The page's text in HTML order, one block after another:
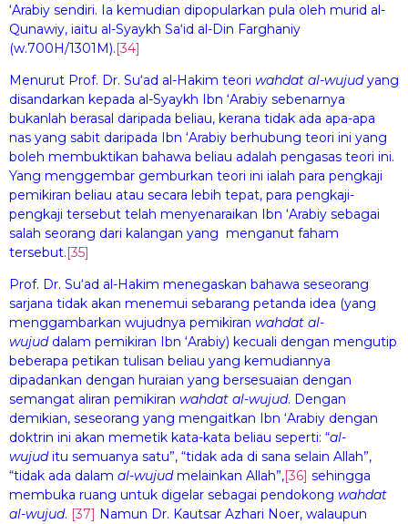
‘Arabiy sendiri. Ia kemudian dipopularkan pula oleh murid al-
Qunawiy, iaitu al-Syaykh Sa‘id al-Din Farghaniy
(w.700H/1301M).[34]
Menurut Prof. Dr. Su‘ad al-Hakim teori wahdat al-wujudyang
disandarkan kepada al-Syaykh Ibn ‘Arabiy sebenarnya
bukanlah berasal daripada beliau, kerana tidak ada apa-apa
nas yang sabit daripada Ibn ‘Arabiy berhubung teori ini yang
boleh membuktikan bahawa beliau adalah pengasas teori ini.
Yang menggembar gemburkan teori ini ialah para pengkaji
pemikiran beliau atau secara lebih tepat, para pengkaji-
pengkaji tersebut telah menyenaraikan Ibn ‘Arabiy sebagai
salah seorang dari kalangan yang menganut faham
tersebut.[35]
Prof. Dr. Su‘ad al-Hakim menegaskan bahawa seseorang
sarjana tidak akan menemui sebarang petanda idea (yang
menggambarkan wujudnya pemikiran wahdat al-
wujud dalam pemikiran Ibn ‘Arabiy) kecuali dengan mengutip
beberapa petikan tulisan beliau yang kemudiannya
dipadankan dengan huraian yang bersesuaian dengan
semangat aliran pemikiran wahdat al-wujud. Dengan
demikian, seseorang yang mengaitkan Ibn ‘Arabiy dengan
doktrin ini akan memetik kata-kata beliau seperti: “al-
wujud itu semuanya satu”, “tidak ada di sana selain Allah”,
“tidak ada dalam al-wujud melainkan Allah”,[36] sehingga
membuka ruang untuk digelar sebagai pendokong wahdat
al-wujud. [37] Namun Dr. Kautsar Azhari Noer, walaupun